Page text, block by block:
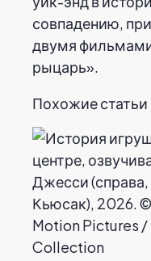
совпадению,
двумя
рыцарь».
Похожие статьи